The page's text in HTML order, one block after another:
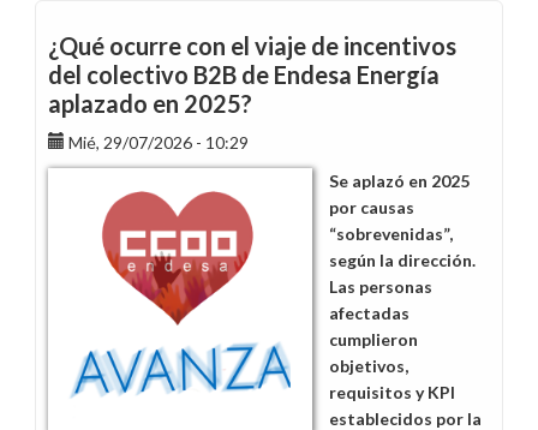
¿Qué ocurre con el viaje de incentivos
del colectivo B2B de Endesa Energía
aplazado en 2025?
Mié, 29/07/2026 - 10:29
Se aplazó en 2025
por causas
“sobrevenidas”,
según la dirección.
Las personas
afectadas
cumplieron
objetivos,
requisitos y KPI
establecidos por la